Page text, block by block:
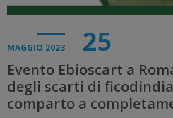
MAGGIO 2023 25
Evento Ebioscart a
degli scarti di
comparto a